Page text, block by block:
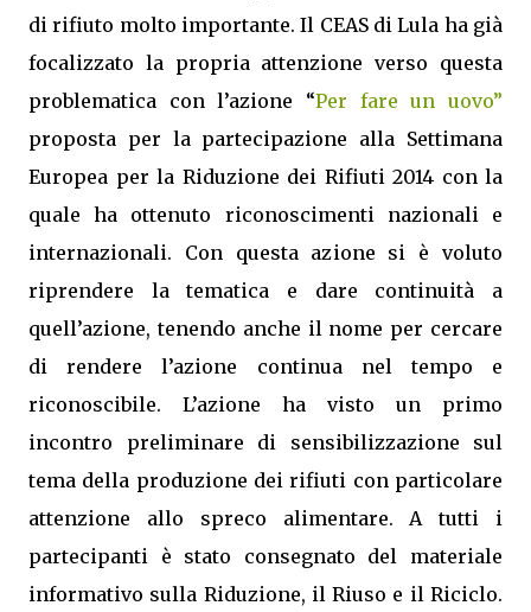
di rifiuto molto importante. Il CEAS di Lula ha già
focalizzato la propria attenzione verso questa
problematica con l’azione “Per fare un uovo”
proposta per la partecipazione alla Settimana
Europea per la Riduzione dei Rifiuti 2014 con la
quale ha ottenuto riconoscimenti nazionali e
internazionali. Con questa azione si è voluto
riprendere la tematica e dare continuità a
quell’azione, tenendo anche il nome per cercare
di rendere l’azione continua nel tempo e
riconoscibile. L’azione ha visto un primo
incontro preliminare di sensibilizzazione sul
tema della produzione dei rifiuti con particolare
attenzione allo spreco alimentare. A tutti i
partecipanti è stato consegnato del materiale
informativo sulla Riduzione, il Riuso e il Riciclo.